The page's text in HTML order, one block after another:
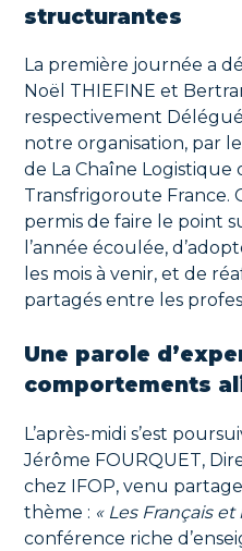
structurantes
La première journée a
Noël THIEFINE et
respectivement
notre organisation, par
de La Chaîne Logistique
Transfrigoroute France.
permis de faire le point
l’année écoulée,
les mois à venir, et de
partagés entre les
Une parole
comportements
L’après-midi s’est
Jérôme FOURQUET,
chez IFOP, venu
thème : « Les Français
conférence riche